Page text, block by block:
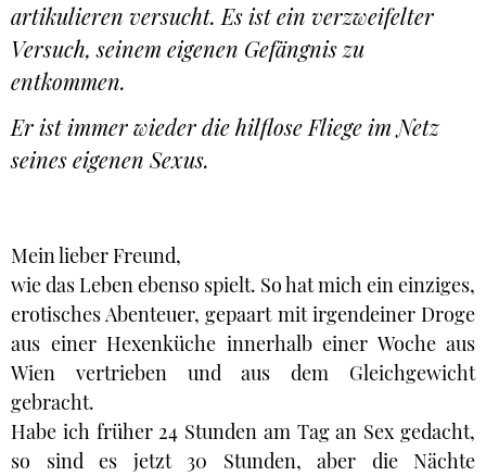
artikulieren versucht. Es ist ein verzweifelter
Versuch, seinem eigenen Gefängnis zu
entkommen.
Er ist immer wieder die hilflose Fliege im Netz
seines eigenen Sexus.
Mein lieber Freund,
wie das Leben ebenso spielt. So hat mich ein einziges,
erotisches Abenteuer, gepaart mit irgendeiner Droge
aus einer Hexenküche innerhalb einer Woche aus
Wien vertrieben und aus dem Gleichgewicht
gebracht.
Habe ich früher 24 Stunden am Tag an Sex gedacht,
so sind es jetzt 30 Stunden, aber die Nächte